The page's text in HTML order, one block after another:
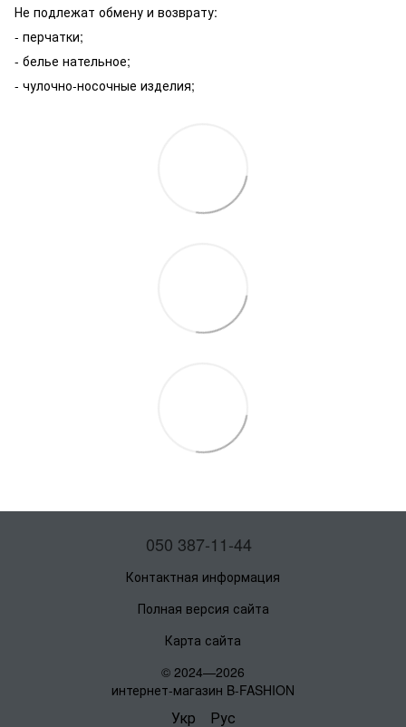
Не подлежат обмену и возврату:
- перчатки;
- белье нательное;
- чулочно-носочные изделия;
050 387-11-44
Контактная информация
Полная версия сайта
Карта сайта
© 2024—2026
интернет-магазин B-FASHION
Укр Рус